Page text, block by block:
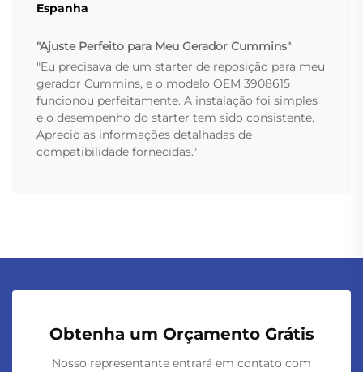
Espanha
"Ajuste Perfeito para Meu Gerador Cummins"
"Eu precisava de um starter de reposição para meu
gerador Cummins, e o modelo OEM 3908615
funcionou perfeitamente. A instalação foi simples
e o desempenho do starter tem sido consistente.
Aprecio as informações detalhadas de
compatibilidade fornecidas."
Obtenha um Orçamento Grátis
Nosso representante entrará em contato com